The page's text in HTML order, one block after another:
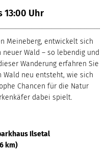
13:00 Uhr
Meineberg, entwickelt sich
Wald – so lebendig und
Wanderung erfahren Sie
Wald neu entsteht, wie sich
Chancen für die Natur
dabei spielt.
Ilsetal
km)